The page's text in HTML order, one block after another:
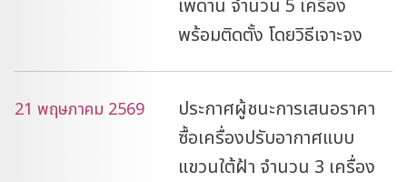
เพดาน จำนวน 5 เครื่อง
พร้อมติดตั้ง โดยวิธีเจาะจง
21 พฤษภาคม 2569
ประกาศผู้ชนะการเสนอราคา
ซื้อเครื่องปรับอากาศแบบ
แขวนใต้ฝ้า จำนวน 3 เครื่อง